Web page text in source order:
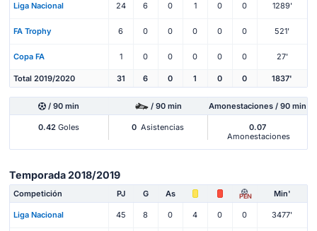
Liga Nacional 24 6 0 1 0 0 1289'
FA Trophy 6 0 0 0 0 0 521'
Copa FA 1 0 0 0 0 0 27'
Total 2019/2020 31 6 0 1 0 0 1837'
/ 90 min / 90 min Amonestaciones / 90 min
0.42 Goles 0 Asistencias
0.07
Amonestaciones
Temporada 2018/2019
Competición PJ G As PEN Min'
Liga Nacional 45 8 0 4 0 0 3477'